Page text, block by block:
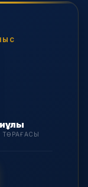
ТӨРАҒАСЫ